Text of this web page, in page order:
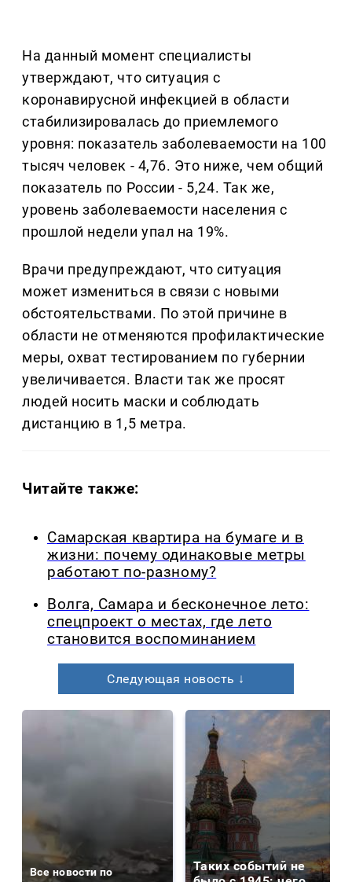
На данный момент специалисты
утверждают, что ситуация с
коронавирусной инфекцией в области
стабилизировалась до приемлемого
уровня: показатель заболеваемости на 100
тысяч человек - 4,76. Это ниже, чем общий
показатель по России - 5,24. Так же,
уровень заболеваемости населения с
прошлой недели упал на 19%.
Врачи предупреждают, что ситуация
может измениться в связи с новыми
обстоятельствами. По этой причине в
области не отменяются профилактические
меры, охват тестированием по губернии
увеличивается. Власти так же просят
людей носить маски и соблюдать
дистанцию в 1,5 метра.
Читайте также:
Самарская квартира на бумаге и в
жизни: почему одинаковые метры
работают по-разному?
Волга, Самара и бесконечное лето:
спецпроект о местах, где лето
становится воспоминанием
Следующая новость ↓
Все новости по
Таких событий не